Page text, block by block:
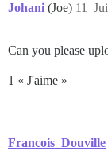
Johani (Joe) 11
Can you please
1 « J'aime »
Francois_Douville